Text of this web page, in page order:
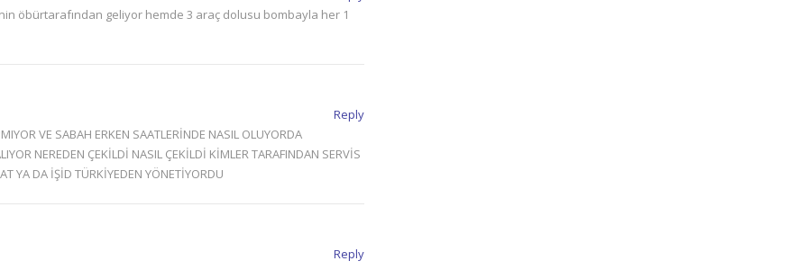
öbürtarafından geliyor hemde 3 araç dolusu bombayla her 1
Reply
VE SABAH ERKEN SAATLERİNDE NASIL OLUYORDA
NEREDEN ÇEKİLDİ NASIL ÇEKİLDİ KİMLER TARAFINDAN SERVİS
YA DA İŞİD TÜRKİYEDEN YÖNETİYORDU
Reply